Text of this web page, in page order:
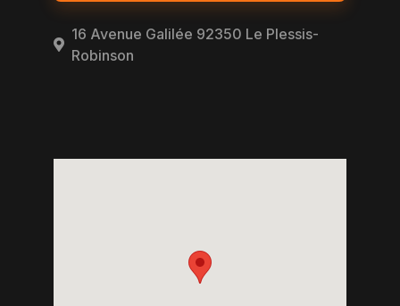
16 Avenue Galilée 92350 Le Plessis-
Robinson